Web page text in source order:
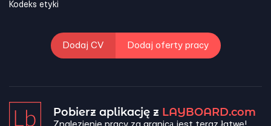
Kodeks etyki
Dodaj CV Dodaj oferty pracy
Pobierz aplikację z LAYBOARD.com